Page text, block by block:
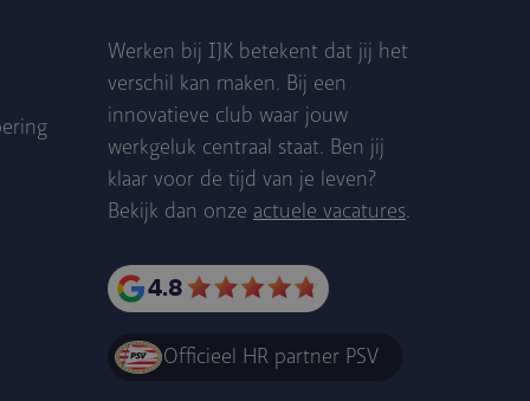
Werken bij IJK betekent dat jij het
verschil kan maken. Bij een
innovatieve club waar jouw
werkgeluk centraal staat. Ben jij
klaar voor de tijd van je leven?
Bekijk dan onze actuele vacatures.
4.8
Officieel HR partner PSV